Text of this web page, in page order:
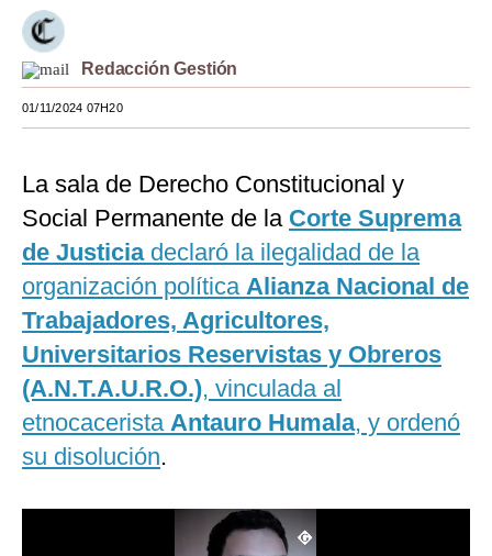
Estilos
Mundo
España
Internacional
Tecnología
Mix
G de Gestión
Notas Contratadas
Redacción Gestión
01/11/2024 07H20
La sala de Derecho Constitucional y
Social Permanente de la Corte Suprema
de Justiciadeclaró la ilegalidad de la
organización política Alianza Nacional de
Trabajadores, Agricultores,
Universitarios Reservistas y Obreros
(A.N.T.A.U.R.O.), vinculada al
etnocacerista Antauro Humala, y ordenó
su disolución.